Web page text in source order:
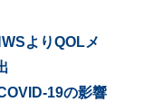
よりQOLメ
19の影響